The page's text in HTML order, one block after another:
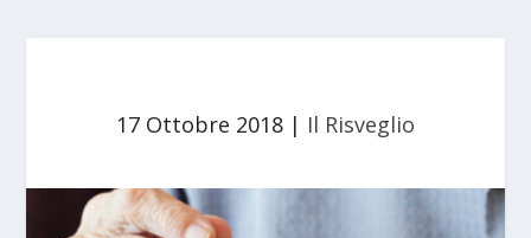
17 Ottobre 2018 | Il Risveglio